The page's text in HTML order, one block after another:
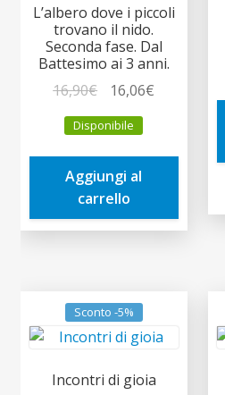
L’albero dove i piccoli
trovano il nido.
Seconda fase. Dal
Battesimo ai 3 anni.
16,90€
prezzo
originale
era:
16,90€.
16,06€
è:
Disponibile
Aggiungi al
carrello
Sconto -5%
Incontri di gioia